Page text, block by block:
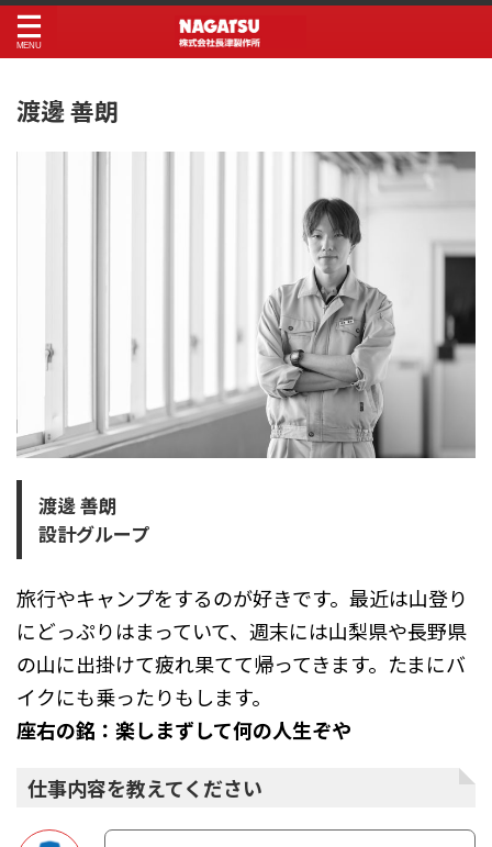
渡邊 善朗
渡邊 善朗
設計グループ
旅⾏やキャンプをするのが好きです。最近は⼭登り
にどっぷりはまっていて、週末には⼭梨県や⻑野県
の⼭に出掛けて疲れ果てて帰ってきます。たまにバ
イクにも乗ったりもします。
座右の銘：楽しまずして何の⼈⽣ぞや
仕事内容を教えてください